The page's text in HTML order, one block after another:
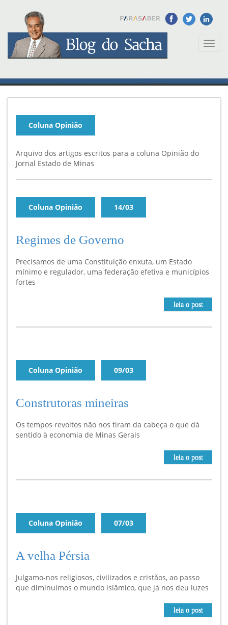
Toggle
Coluna Opinião
Arquivo dos artigos escritos para a coluna Opinião do
Jornal Estado de Minas
Coluna Opinião 14/03
Regimes de Governo
Precisamos de uma Constituição enxuta, um Estado
mínimo e regulador, uma federação efetiva e municípios
fortes
leia o post
Coluna Opinião 09/03
Construtoras mineiras
Os tempos revoltos não nos tiram da cabeça o que dá
sentido à economia de Minas Gerais
leia o post
Coluna Opinião 07/03
A velha Pérsia
Julgamo-nos religiosos, civilizados e cristãos, ao passo
que diminuímos o mundo islâmico, que já nos deu luzes
leia o post